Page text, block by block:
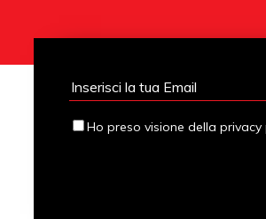
Ho preso visione della